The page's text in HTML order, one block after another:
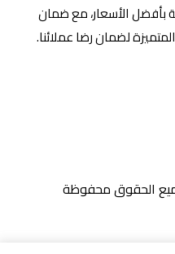
بأفضل الأسعار، مع ضمان
لضمان رضا عملائنا.